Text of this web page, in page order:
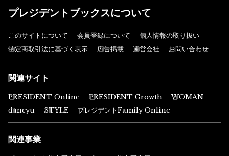
プレジデントブックスについて
このサイトについて 会員登録について
個人情報の取り扱い
特定商取引法に基づく表示
広告掲載 運営会社 お問い合わせ
関連サイト
PRESIDENT Online PRESIDENT Growth
WOMAN
dancyu
STYLE プレジデントFamily Online
関連事業